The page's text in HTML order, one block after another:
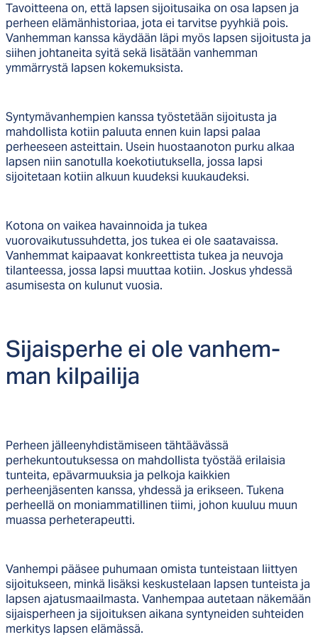
Tavoitteena on, että lapsen sijoitusaika on osa lapsen ja
perheen elämänhistoriaa, jota ei tarvitse pyyhkiä pois.
Vanhemman kanssa käydään läpi myös lapsen sijoitusta ja
siihen johtaneita syitä sekä lisätään vanhemman
ymmärrystä lapsen kokemuksista.
Syntymävanhempien kanssa työstetään sijoitusta ja
mahdollista kotiin paluuta ennen kuin lapsi palaa
perheeseen asteittain. Usein huostaanoton purku alkaa
lapsen niin sanotulla koekotiutuksella, jossa lapsi
sijoitetaan kotiin alkuun kuudeksi kuukaudeksi.
Kotona on vaikea havainnoida ja tukea
vuorovaikutussuhdetta, jos tukea ei ole saatavaissa.
Vanhemmat kaipaavat konkreettista tukea ja neuvoja
tilanteessa, jossa lapsi muuttaa kotiin. Joskus yhdessä
asumisesta on kulunut vuosia.
Si­jais­per­he ei ole van­hem­
man kil­pai­li­ja
Perheen jälleenyhdistämiseen tähtäävässä
perhekuntoutuksessa on mahdollista työstää erilaisia
tunteita, epävarmuuksia ja pelkoja kaikkien
perheenjäsenten kanssa, yhdessä ja erikseen. Tukena
perheellä on moniammatillinen tiimi, johon kuuluu muun
muassa perheterapeutti.
Vanhempi pääsee puhumaan omista tunteistaan liittyen
sijoitukseen, minkä lisäksi keskustelaan lapsen tunteista ja
lapsen ajatusmaailmasta. Vanhempaa autetaan näkemään
sijaisperheen ja sijoituksen aikana syntyneiden suhteiden
merkitys lapsen elämässä.